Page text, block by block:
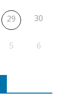
29 30
5 6